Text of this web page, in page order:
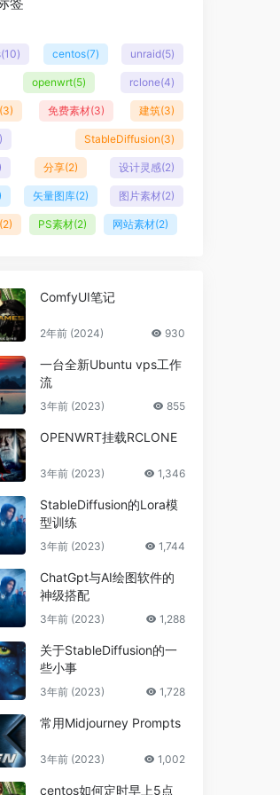
(10) centos(7) unraid(5)
openwrt(5) rclone(4)
(3) 免费素材(3) 建筑(3)
StableDiffusion(3)
分享(2) 设计灵感(2)
矢量图库(2) 图片素材(2)
(2) PS素材(2) 网站素材(2)
ComfyUI笔记
2年前 (2024) 930
一台全新Ubuntu vps工作
流
3年前 (2023) 855
OPENWRT挂载RCLONE
3年前 (2023) 1,346
StableDiffusion的Lora模
型训练
3年前 (2023) 1,744
ChatGpt与AI绘图软件的
神级搭配
3年前 (2023) 1,288
关于StableDiffusion的一
些小事
3年前 (2023) 1,728
常用Midjourney Prompts
3年前 (2023) 1,002
centos如何定时早上5点